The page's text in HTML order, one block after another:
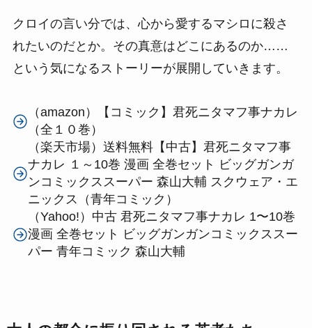
クロイの言い分では、心から愛するマシロに殺さ
れたいのだとか。その真意はどこにあるのか……
という気になるストーリーが展開していきます。
（amazon）【コミック】君死ニタマフ事ナカレ
（全１０巻）
（楽天市場）送料無料【中古】君死ニタマフ事
ナカレ １～10巻 漫画 全巻セット ビッグガンガ
ンコミックススーパー 森山大輔 スクウェア・エ
ニックス（青年コミック）
（Yahoo!）中古 君死ニタマフ事ナカレ 1〜10巻
漫画 全巻セット ビッグガンガンコミックススー
パー 青年コミック 森山大輔